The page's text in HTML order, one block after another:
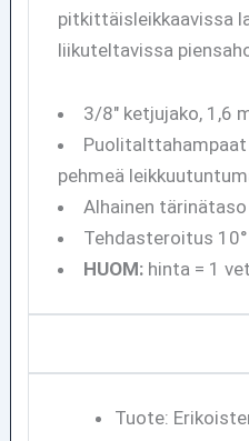
pitkittäisleikkaavissa
liikuteltavissa
3/8" ketjujako, 1,6
pehmeä
Alhainen tärinätaso
Tehdasteroitus
HUOM:hinta = 1
Tuote: